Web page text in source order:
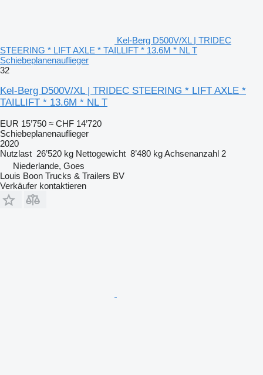
Kel-Berg D500V/XL | TRIDEC
STEERING * LIFT AXLE * TAILLIFT * 13.6M * NL T
Schiebeplanenauflieger
32
Kel-Berg D500V/XL | TRIDEC STEERING * LIFT AXLE *
TAILLIFT * 13.6M * NL T
EUR 15’750 ≈ CHF 14’720
Schiebeplanenauflieger
2020
Nutzlast 26’520 kg Nettogewicht 8’480 kgAchsenanzahl 2
Niederlande, Goes
Louis Boon Trucks & Trailers BV
Verkäufer kontaktieren